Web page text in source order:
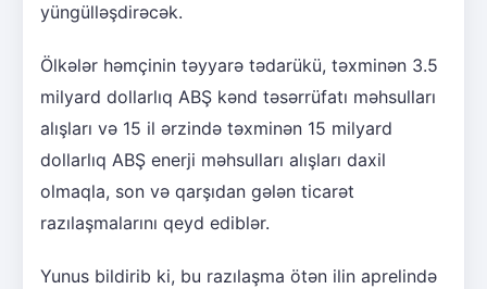
yüngülləşdirəcək.
Ölkələr həmçinin təyyarə tədarükü, təxminən 3.5
milyard dollarlıq ABŞ kənd təsərrüfatı məhsulları
alışları və 15 il ərzində təxminən 15 milyard
dollarlıq ABŞ enerji məhsulları alışları daxil
olmaqla, son və qarşıdan gələn ticarət
razılaşmalarını qeyd ediblər.
Yunus bildirib ki, bu razılaşma ötən ilin aprelində